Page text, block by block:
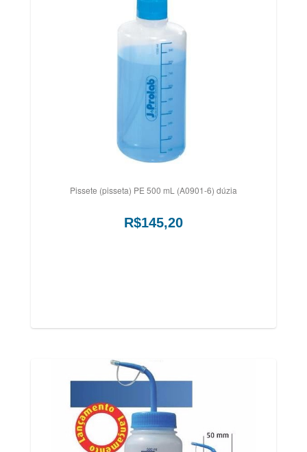
Pissete (pisseta) PE 500 mL (A0901-6) dúzia
R$145,20